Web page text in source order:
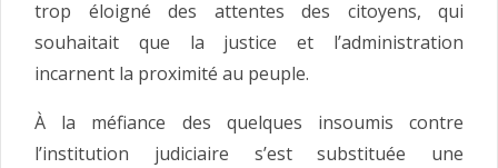
trop éloigné des attentes des citoyens, qui
souhaitait que la justice et l’administration
incarnent la proximité au peuple.
À la méfiance des quelques insoumis contre
l’institution judiciaire s’est substituée une